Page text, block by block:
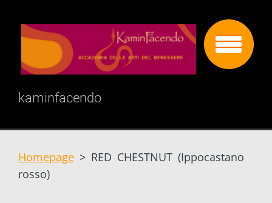
kaminfacendo
Homepage > RED CHESTNUT (Ippocastano
rosso)